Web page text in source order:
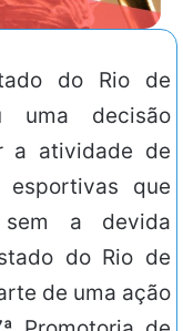
do Rio de
uma decisão
a atividade de
que
a devida
do Rio de
de uma ação